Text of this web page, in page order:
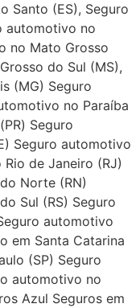
Santo (ES), Seguro
automotivo no
no Mato Grosso
do Sul (MS),
(MG) Seguro
no Paraíba
Seguro
Seguro automotivo
de Janeiro (RJ)
Norte (RN)
Sul (RS) Seguro
automotivo
em Santa Catarina
(SP) Seguro
automotivo no
Azul Seguros em